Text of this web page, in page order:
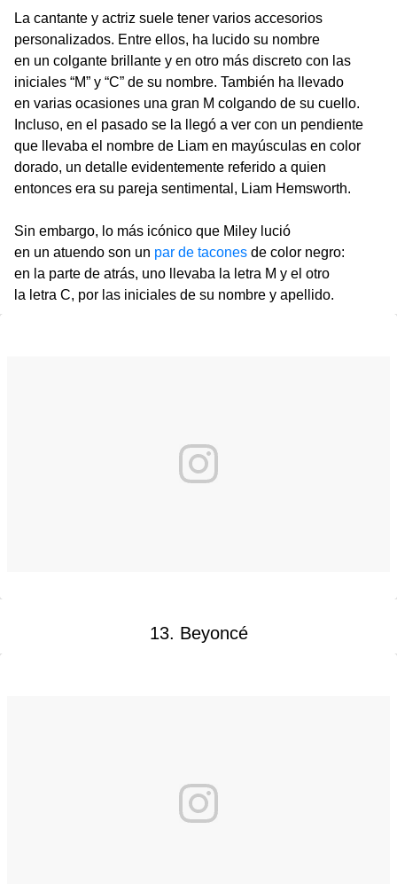
La cantante y actriz suele tener varios accesorios
personalizados. Entre ellos, ha lucido su nombre
en un colgante brillante y en otro más discreto con las
iniciales “M” y “C” de su nombre. También ha llevado
en varias ocasiones una gran M colgando de su cuello.
Incluso, en el pasado se la llegó a ver con un pendiente
que llevaba el nombre de Liam en mayúsculas en color
dorado, un detalle evidentemente referido a quien
entonces era su pareja sentimental, Liam Hemsworth.
Sin embargo, lo más icónico que Miley lució
en un atuendo son un par de tacones de color negro:
en la parte de atrás, uno llevaba la letra M y el otro
la letra C, por las iniciales de su nombre y apellido.
13. Beyoncé